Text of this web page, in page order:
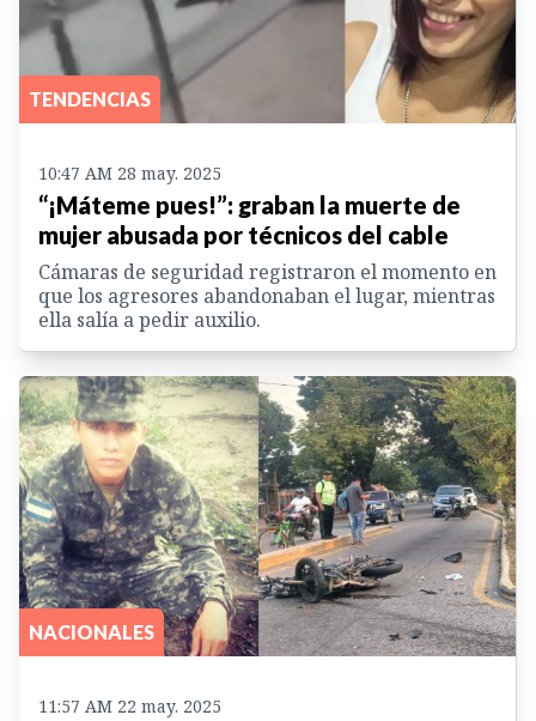
TENDENCIAS
10:47 AM 28 may. 2025
“¡Máteme pues!”: graban la muerte de
mujer abusada por técnicos del cable
Cámaras de seguridad registraron el momento en
que los agresores abandonaban el lugar, mientras
ella salía a pedir auxilio.
NACIONALES
11:57 AM 22 may. 2025